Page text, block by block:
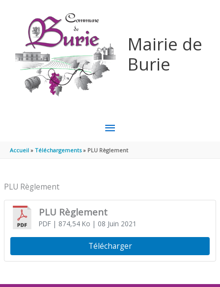
Mairie de
Burie
MENU
PRINCIPAL
Accueil Téléchargements PLU Règlement
PLU Règlement
PLU Règlement
PDF| 874,54 Ko | 08 Juin 2021
Télécharger